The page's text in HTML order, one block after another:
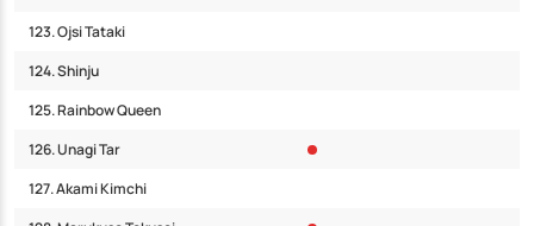
123. Ojsi Tataki
124. Shinju
125. Rainbow Queen
126. Unagi Tar
127. Akami Kimchi